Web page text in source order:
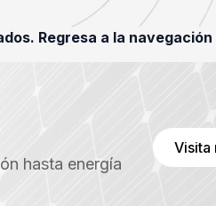
. Regresa a la navegación
hasta energía
Visita